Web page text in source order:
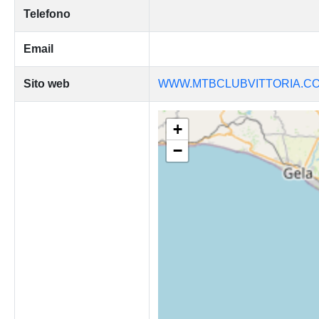
Telefono
Email
Sito web
+
−